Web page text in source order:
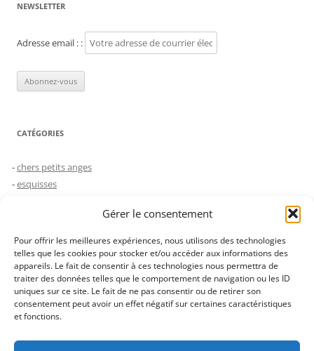
Gérer le consentement
Pour offrir les meilleures expériences, nous utilisons des technologies
telles que les cookies pour stocker et/ou accéder aux informations des
appareils. Le fait de consentir à ces technologies nous permettra de
traiter des données telles que le comportement de navigation ou les ID
uniques sur ce site. Le fait de ne pas consentir ou de retirer son
consentement peut avoir un effet négatif sur certaines caractéristiques
et fonctions.
NEWSLETTER
Adresse email : :
CATÉGORIES
chers petits anges
esquisses
le choc des générations
Non classé
saynètes
JUSTE POUR FAIRE SÛR…